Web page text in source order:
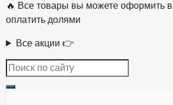
🔥 Все товары вы можете оформить в
оплатить долями
Все акции 👉